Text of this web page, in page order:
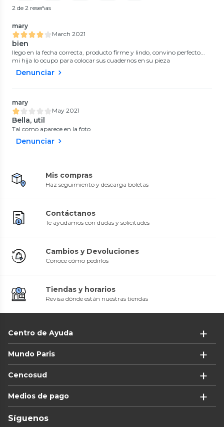
2 de 2 reseñas
mary
March 2021
bien
llego en la fecha correcta, producto firme y lindo, convino perfecto...
mi hija lo ocupo para colocar sus cuadernos en su pieza
Denunciar
mary
May 2021
Bella, util
Tal como aparece en la foto
Denunciar
Mis compras
Haz seguimiento y descarga boletas
Contáctanos
Te ayudamos con dudas y solicitudes
Cambios y Devoluciones
Conoce cómo pedirlos
Tiendas y horarios
Revisa dónde están nuestras tiendas
Centro de Ayuda
Mundo Paris
Cencosud
Medios de pago
Síguenos